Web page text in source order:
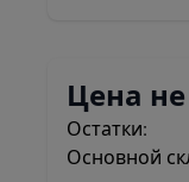
Цена
Остатки:
Основной